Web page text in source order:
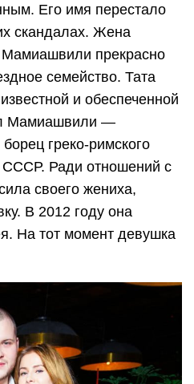
Его имя перестало
скандалах. Жена
Мамиашвили прекрасно
семейство. Тата
и обеспеченной
Мамиашвили —
греко-римского
СССР. Ради отношений с
своего жениха,
В 2012 году она
На тот момент девушка